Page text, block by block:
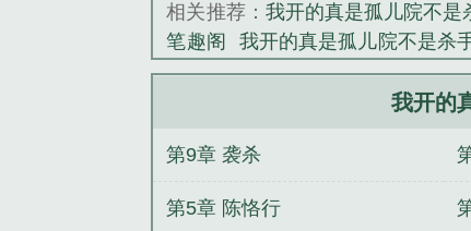
《我开的真
相关推荐： 我开的真是孤儿院不是
笔趣阁
我开的真是孤儿院不是杀
分 不是杀手堂动画 不是杀手堂
不是杀手堂TXT全篇 我开
免费
不是杀手堂第二季 不是杀
不是杀手堂 百科
不是杀手堂TXT
我开的
第9章 袭杀
第5章 陈恪行